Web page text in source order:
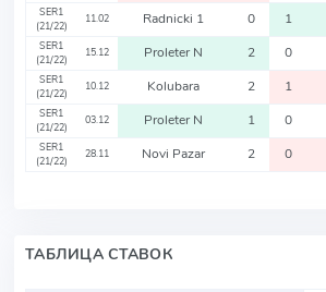
SER1
(21/22)
11.02 Radnicki 1 0 1
SER1
(21/22)
15.12 Proleter N 2 0
SER1
(21/22)
10.12 Kolubara 2 1
SER1
(21/22)
03.12 Proleter N 1 0
SER1
(21/22)
28.11 Novi Pazar 2 0
ТАБЛИЦА СТАВОК